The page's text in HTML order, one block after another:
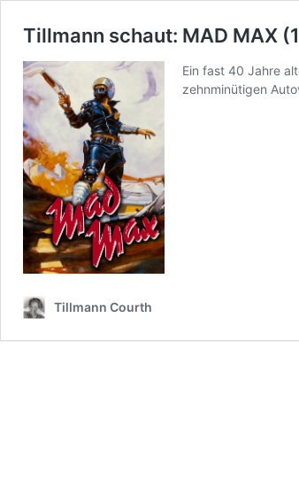
Tillmann schaut: MAD MAX
Ein fast 40 Jahre
zehnminütigen
Tillmann Courth